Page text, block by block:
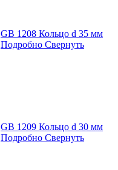
GB 1208 Кольцо d 35 мм
Подробно Свернуть
GB 1209 Кольцо d 30 мм
Подробно Свернуть